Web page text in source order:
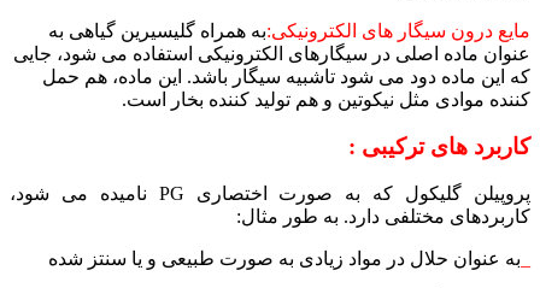
مایع درون سیگار های الکترونیکی:به همراه گلیسیرین گیاهی به
عنوان ماده اصلی در سیگارهای الکترونیکی استفاده می شود، جایی
که این ماده دود می شود تاشبیه سیگار باشد. این ماده، هم حمل
کننده موادی مثل نیکوتین و هم تولید کننده بخار است.
کاربرد های ترکیبی :
پروپیلن گلیکول که به صورت اختصاری PG نامیده می شود،
کاربردهای مختلفی دارد. به طور مثال:
به عنوان حلال در مواد زیادی به صورت طبیعی و یا سنتز شده